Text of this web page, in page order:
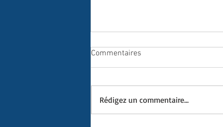
Commentaires
Rédigez un commentaire...